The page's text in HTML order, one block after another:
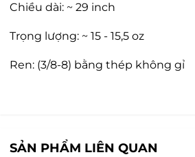
Chiều dài: ~ 29 inch
Trọng lượng: ~ 15 - 15,5 oz
Ren: (3/8-8) bằng thép không gỉ
SẢN PHẨM LIÊN QUAN